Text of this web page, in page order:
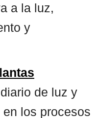
a la luz,
y
de luz y
los procesos